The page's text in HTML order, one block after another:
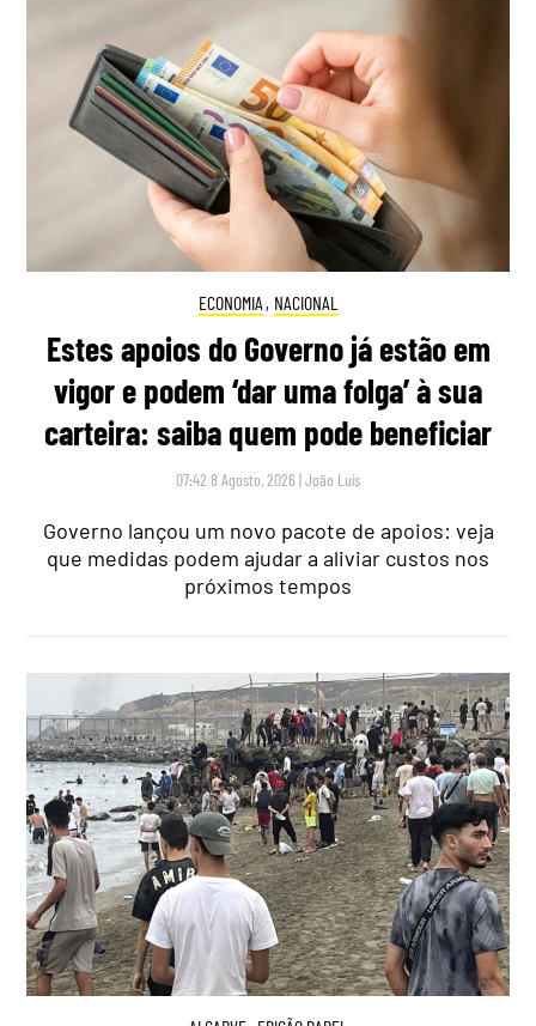
ECONOMIA , NACIONAL
Estes apoios do Governo já estão em
vigor e podem ‘dar uma folga’ à sua
carteira: saiba quem pode beneficiar
07:42 8 Agosto, 2026 |João Luís
Governo lançou um novo pacote de apoios: veja
que medidas podem ajudar a aliviar custos nos
próximos tempos